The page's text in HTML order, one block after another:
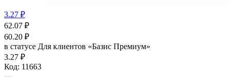
3.27 ₽
62.07 ₽
60.20 ₽
в статусе Для клиентов «Базис Премиум»
3.27 ₽
Код: 11663